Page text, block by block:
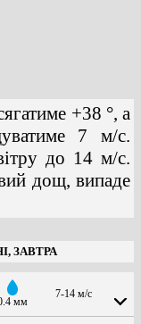
+38 °, а
7 м/с.
до 14 м/с.
дощ, випаде
ЗАВТРА
мм
7-14 м/с